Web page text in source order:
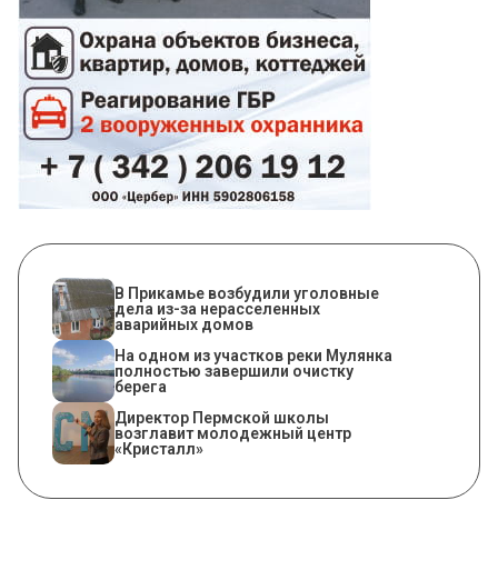
В Прикамье возбудили уголовные
дела из-за нерасселенных
аварийных домов
На одном из участков реки Мулянка
полностью завершили очистку
берега
​Директор Пермской школы
возглавит молодежный центр
«Кристалл»